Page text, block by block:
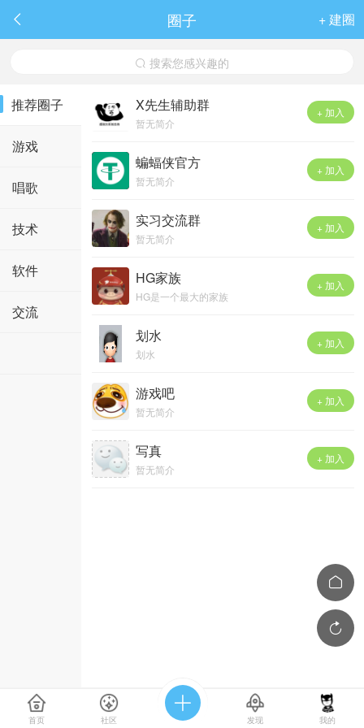
 圈子 + 建圈
 搜索您感兴趣的
推荐圈子
游戏
唱歌
技术
软件
交流
+ 加入
X先生辅助群
暂无简介
+ 加入
蝙蝠侠官方
暂无简介
+ 加入
实习交流群
暂无简介
+ 加入
HG家族
HG是一个最大的家族
+ 加入
划水
划水
+ 加入
游戏吧
暂无简介
+ 加入
写真
暂无简介


首页 社区

发现 我的